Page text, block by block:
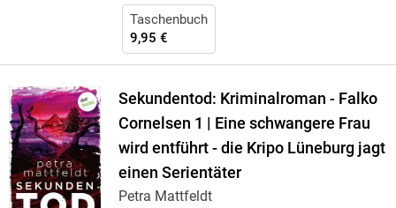
Taschenbuch
9,95 €
Sekundentod: Kriminalroman - Falko
Cornelsen 1 | Eine schwangere Frau
wird entführt - die Kripo Lüneburg jagt
einen Serientäter
Petra Mattfeldt